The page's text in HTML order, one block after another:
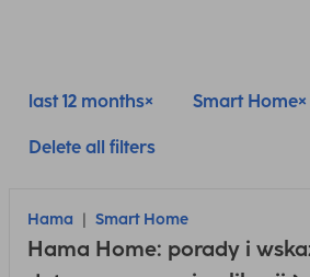
last 12 months Smart Home
Delete all filters
Hama Smart Home
Hama Home: porady i